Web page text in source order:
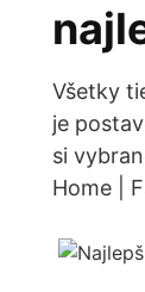
Všetky
je
si
Home |